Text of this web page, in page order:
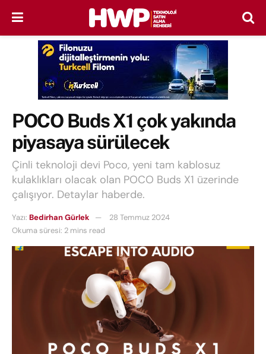
POCO Buds X1 çok yakında
piyasaya sürülecek
Çinli teknoloji devi Poco, yeni tam kablosuz
kulaklıkları olacak olan POCO Buds X1 üzerinde
çalışıyor. Detaylar haberde.
Yazı: Bedirhan Gürlek
28 Temmuz 2024
Okuma süresi: 2 mins read